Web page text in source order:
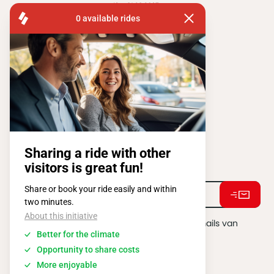
FISA OPERATIONS
ATOMIUMSQUARE, 1 PB 505
1020 BRUSSEL
Tel:+ 32 2 663 14 01
Stay connected !
Ik ga akkoord met het ontvangen van e-mails van
BATIBOUW.*